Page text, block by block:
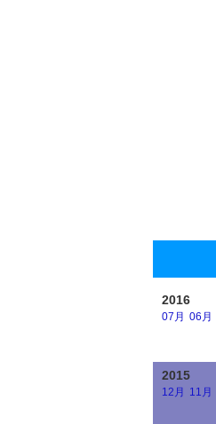
2016
07月 06月
2015
12月 11月